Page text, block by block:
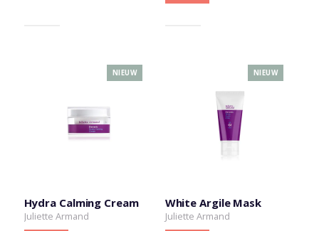
Hydra Calming Cream
Juliette Armand
NIEUW
White Argile Mask
Juliette Armand
NIEUW